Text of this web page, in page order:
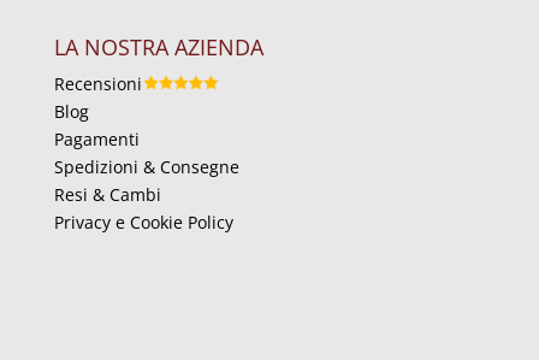
LA NOSTRA AZIENDA
Recensioni
Blog
Pagamenti
Spedizioni & Consegne
Resi & Cambi
Privacy e Cookie Policy